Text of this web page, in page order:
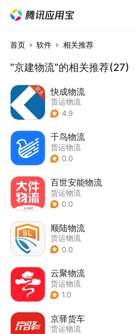
首页 软件 相关推荐
“京建物流”的相关推荐(27)
快成物流
货运物流
4.9
千鸟物流
货运物流
0.0
百世安能物流
货运物流
0.0
顺陆物流
货运物流
0.0
云聚物流
货运物流
1.0
京驿货车
货运物流